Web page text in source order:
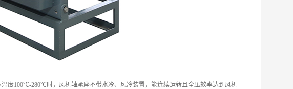
度100℃-280℃时，风机轴承座不带水冷、风冷装置，能连续运转且全压效率达到风机